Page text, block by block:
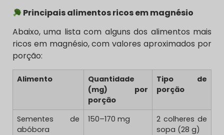
Principais alimentos ricos em magnésio
Abaixo, uma lista com alguns dos alimentos mais
ricos em magnésio, com valores aproximados por
porção:
Alimento
Quantidade
(mg) por
porção
Tipo de
porção
Sementes de
abóbora
150–170 mg
2 colheres de
sopa (28 g)